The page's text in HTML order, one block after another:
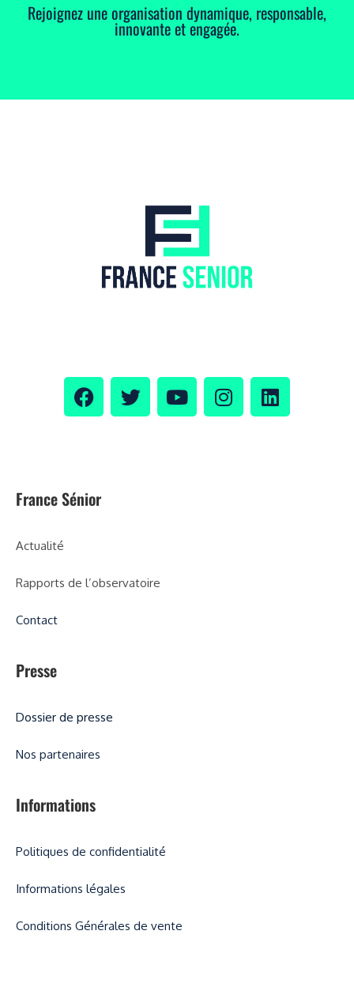
Rejoignez une organisation dynamique, responsable,
innovante et engagée.
France Sénior
Actualité
Rapports de l’observatoire
Contact
Presse
Dossier de presse
Nos partenaires
Informations
Politiques de confidentialité
Informations légales
Conditions Générales de vente